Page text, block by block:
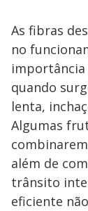
As fibras
no
importância
quando
lenta,
Algumas
além de
trânsito
eficiente